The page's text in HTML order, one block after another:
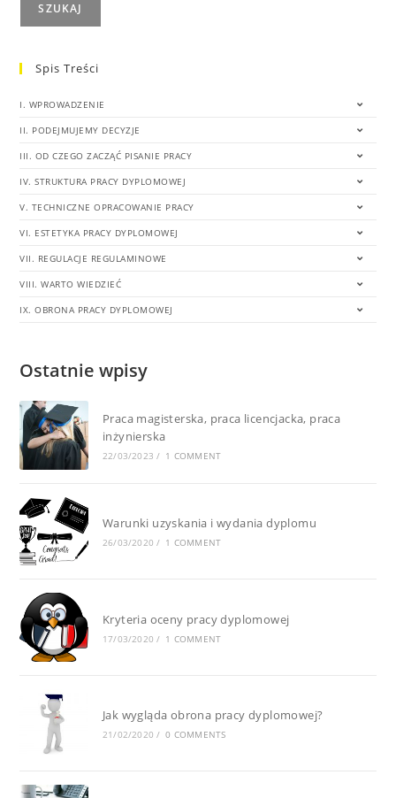
SZUKAJ
Spis Treści
I. WPROWADZENIE
II. PODEJMUJEMY DECYZJE
III. OD CZEGO ZACZĄĆ PISANIE PRACY
IV. STRUKTURA PRACY DYPLOMOWEJ
V. TECHNICZNE OPRACOWANIE PRACY
VI. ESTETYKA PRACY DYPLOMOWEJ
VII. REGULACJE REGULAMINOWE
VIII. WARTO WIEDZIEĆ
IX. OBRONA PRACY DYPLOMOWEJ
Ostatnie wpisy
Praca magisterska, praca licencjacka, praca
inżynierska
22/03/2023 / 1 COMMENT
Warunki uzyskania i wydania dyplomu
26/03/2020 / 1 COMMENT
Kryteria oceny pracy dyplomowej
17/03/2020 / 1 COMMENT
Jak wygląda obrona pracy dyplomowej?
21/02/2020 / 0 COMMENTS